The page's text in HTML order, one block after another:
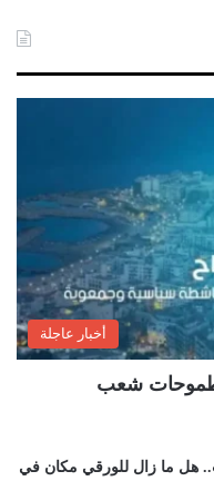
أخبار عاجلة
طموحات شعب
هل ما زال للورقي مكان في